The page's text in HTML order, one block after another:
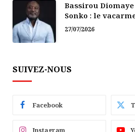
Bassirou
Sonko : le
doit pas faire
27/07/2026
SUIVEZ-NOUS
Facebook
Instagram